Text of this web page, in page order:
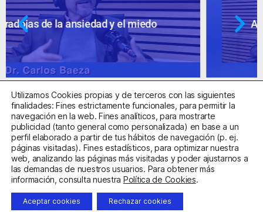
Ansiedad: supuestos cuestionables
Centro Sanitario Autorizado con el código E08737002
Aviso LegalPolítica de PrivacidadPolítica de Cookies
Clínica de la Ansiedad. Teléfonos:932263020
Utilizamos Cookies propias y de terceros con las siguientes
finalidades: Fines estrictamente funcionales, para permitir la
navegación en la web. Fines analíticos, para mostrarte
publicidad (tanto general como personalizada) en base a un
perfil elaborado a partir de tus hábitos de navegación (p. ej.
páginas visitadas). Fines estadísticos, para optimizar nuestra
web, analizando las páginas más visitadas y poder ajustarnos a
las demandas de nuestros usuarios. Para obtener más
información, consulta nuestra Política de Cookies.
Aceptar cookies Rechazar cookies